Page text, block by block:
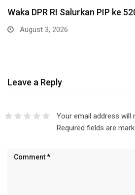
Waka DPR RI Salurkan PIP ke
August 3, 2026
Leave a Reply
Your email address will
Required fields are